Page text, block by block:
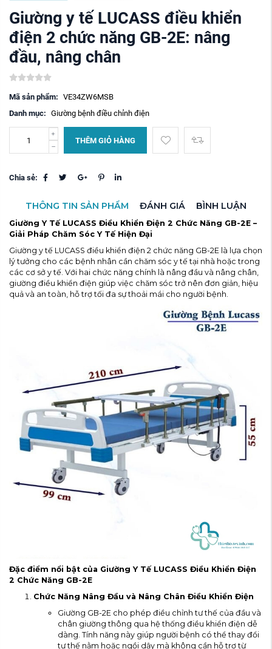
Giường y tế LUCASS điều khiển
điện 2 chức năng GB-2E: nâng
đầu, nâng chân
Mã sản phẩm: VE34ZW6MSB
Danh mục: Giường bệnh điều chỉnh điện
THÊM GIỎ HÀNG
Chia sẻ:
THÔNG TIN SẢN PHẨM ĐÁNH GIÁ BÌNH LUẬN
Giường Y Tế LUCASS Điều Khiển Điện 2 Chức Năng GB-2E –
Giải Pháp Chăm Sóc Y Tế Hiện Đại
Giường y tế LUCASS điều khiển điện 2 chức năng GB-2E là lựa chọn
lý tưởng cho các bệnh nhân cần chăm sóc y tế tại nhà hoặc trong
các cơ sở y tế. Với hai chức năng chính là nâng đầu và nâng chân,
giường điều khiển điện giúp việc chăm sóc trở nên đơn giản, hiệu
quả và an toàn, hỗ trợ tối đa sự thoải mái cho người bệnh.
Đặc điểm nổi bật của Giường Y Tế LUCASS Điều Khiển Điện
2 Chức Năng GB-2E
Chức Năng Nâng Đầu và Nâng Chân Điều Khiển Điện
Giường GB-2E cho phép điều chỉnh tư thế của đầu và
chân giường thông qua hệ thống điều khiển điện dễ
dàng. Tính năng này giúp người bệnh có thể thay đổi
tư thế nằm hoặc ngồi dậy mà không cần hỗ trợ từ